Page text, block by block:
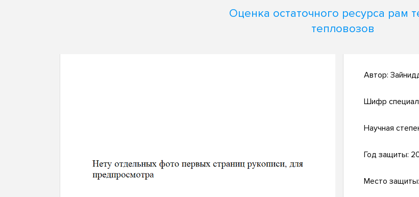
Оценка остаточного ресурса рам
тепловозов
Автор:
Шифр
Научная
Год защиты:
Место защиты: